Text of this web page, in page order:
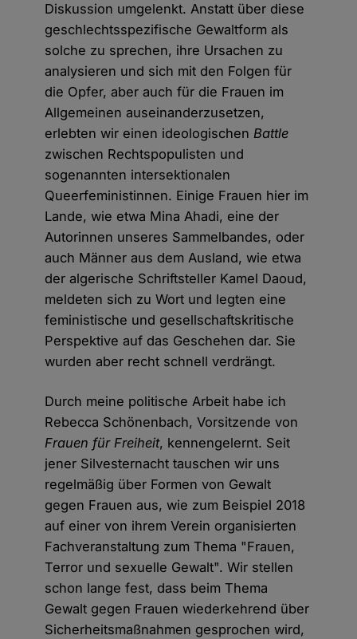
Diskussion umgelenkt. Anstatt über diese
geschlechtsspezifische Gewaltform als
solche zu sprechen, ihre Ursachen zu
analysieren und sich mit den Folgen für
die Opfer, aber auch für die Frauen im
Allgemeinen auseinanderzusetzen,
erlebten wir einen ideologischenBattle
zwischen Rechtspopulisten und
sogenannten intersektionalen
Queerfeministinnen. Einige Frauen hier im
Lande, wie etwa Mina Ahadi, eine der
Autorinnen unseres Sammelbandes, oder
auch Männer aus dem Ausland, wie etwa
der algerische Schriftsteller Kamel Daoud,
meldeten sich zu Wort und legten eine
feministische und gesellschaftskritische
Perspektive auf das Geschehen dar. Sie
wurden aber recht schnell verdrängt.
Durch meine politische Arbeit habe ich
Rebecca Schönenbach, Vorsitzende von
Frauen für Freiheit, kennengelernt. Seit
jener Silvesternacht tauschen wir uns
regelmäßig über Formen von Gewalt
gegen Frauen aus, wie zum Beispiel 2018
auf einer von ihrem Verein organisierten
Fachveranstaltung zum Thema "Frauen,
Terror und sexuelle Gewalt". Wir stellen
schon lange fest, dass beim Thema
Gewalt gegen Frauen wiederkehrend über
Sicherheitsmaßnahmen gesprochen wird,